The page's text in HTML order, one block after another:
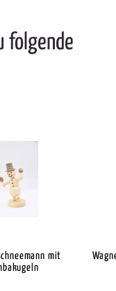
folgende
mit